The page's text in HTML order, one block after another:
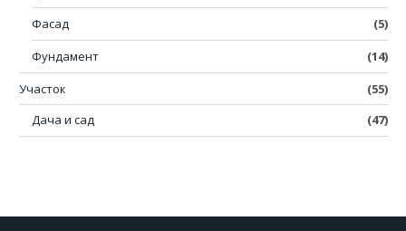
Фасад
(5)
Фундамент
(14)
Участок
(55)
Дача и сад
(47)